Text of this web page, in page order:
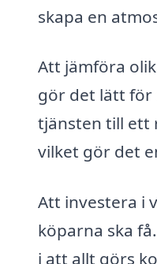
skapa en
Att jämföra
gör det lätt för
tjänsten till ett
vilket gör det
Att investera i
köparna ska
i att allt görs